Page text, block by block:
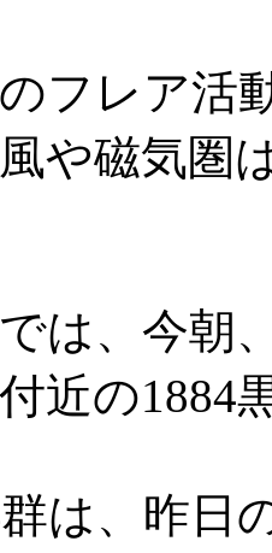
フレア活
や磁気圏
は、今朝
近の1884
群は、昨日